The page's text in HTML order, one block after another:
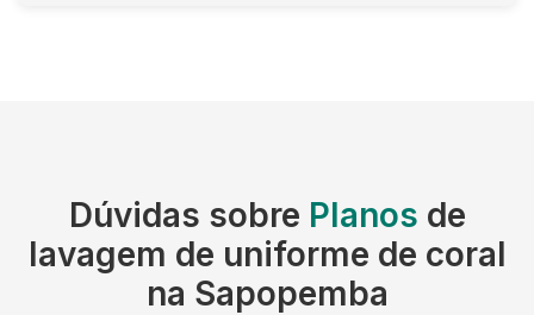
Dúvidas sobre Planos de
lavagem de uniforme de coral
na Sapopemba